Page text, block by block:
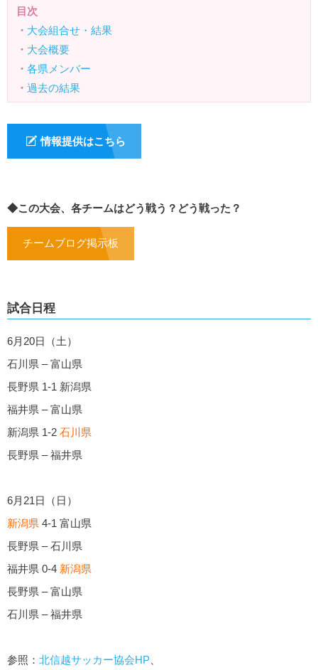
目次
・ 大会組合せ・結果
・ 大会概要
・ 各県メンバー
・ 過去の結果
情報提供はこちら
◆この大会、各チームはどう戦う？どう戦った？
チームブログ掲示板
試合日程
6月20日（土）
石川県 – 富山県
長野県 1-1 新潟県
福井県 – 富山県
新潟県 1-2 石川県
長野県 – 福井県
6月21日（日）
新潟県 4-1 富山県
長野県 – 石川県
福井県 0-4 新潟県
長野県 – 富山県
石川県 – 福井県
参照： 北信越サッカー協会HP